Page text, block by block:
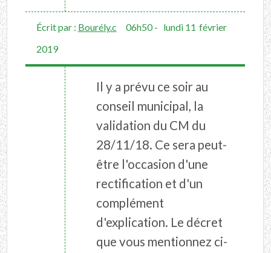
Écrit par : Bourély.c 06h50- lundi 11 février
2019
Il y a prévu ce soir au
conseil municipal, la
validation du CM du
28/11/18. Ce sera peut-
être l'occasion d'une
rectification et d'un
complément
d'explication. Le décret
que vous mentionnez ci-